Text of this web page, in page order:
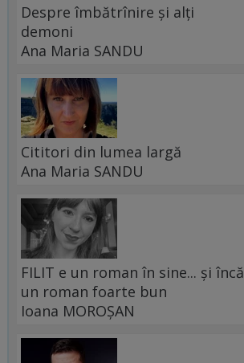
Despre îmbătrînire și alți
demoni
Ana Maria SANDU
Cititori din lumea largă
Ana Maria SANDU
FILIT e un roman în sine... și încă
un roman foarte bun
Ioana MOROȘAN